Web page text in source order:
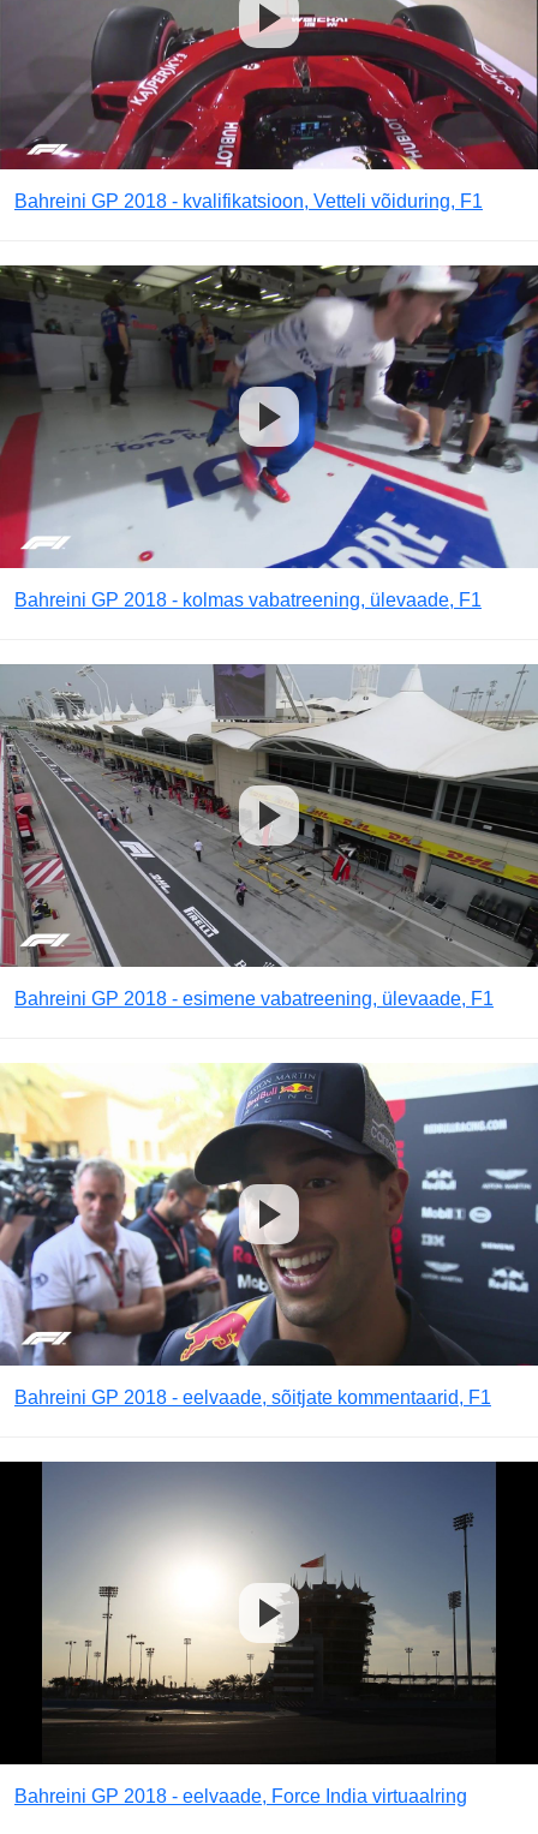
Bahreini GP 2018 - kvalifikatsioon, Vetteli võiduring, F1
Bahreini GP 2018 - kolmas vabatreening, ülevaade, F1
Bahreini GP 2018 - esimene vabatreening, ülevaade, F1
Bahreini GP 2018 - eelvaade, sõitjate kommentaarid, F1
Bahreini GP 2018 - eelvaade, Force India virtuaalring